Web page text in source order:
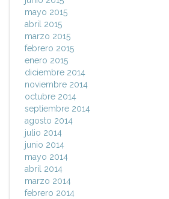
mayo 2015
abril 2015
marzo 2015
febrero 2015
enero 2015
diciembre 2014
noviembre 2014
octubre 2014
septiembre 2014
agosto 2014
julio 2014
junio 2014
mayo 2014
abril 2014
marzo 2014
febrero 2014